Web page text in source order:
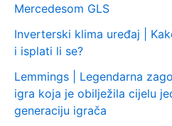
Mercedesom GLS
Inverterski klima uređaj |
i isplati li se?
Lemmings | Legendarna
igra koja je obilježila cijelu
generaciju igrača